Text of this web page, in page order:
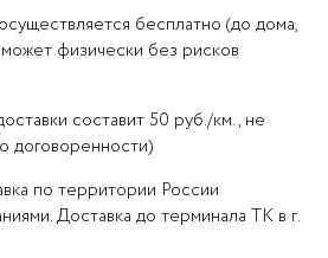
бесплатно (до дома,
физически без рисков
составит 50 руб./км., не
договоренности)
по территории России
Доставка до терминала ТК в г.